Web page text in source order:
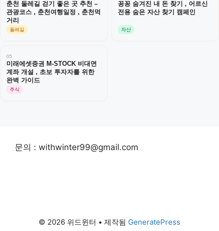
춘천 둘레길 걷기 좋은 곳 추천 –
관광코스 , 춘천여행일정 , 춘천먹
거리
둘레길
꽁꽁 숨겨진 내 돈 찾기 , 어르신
전용 숨은 자산 찾기 캠페인
자산
05
미래에셋증권 M-STOCK 비대면
계좌 개설 , 초보 투자자를 위한
완벽 가이드
주식
문의 : withwinter99@gmail.com
© 2026 위드윈터 • 제작됨 GeneratePress